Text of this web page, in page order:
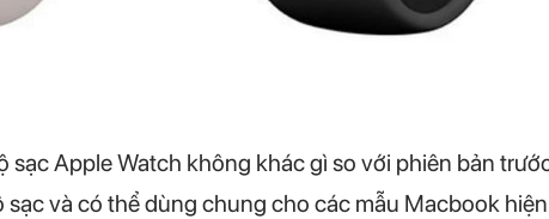
sạc Apple Watch không khác gì so với phiên bản
và có thể dùng chung cho các mẫu Macbook